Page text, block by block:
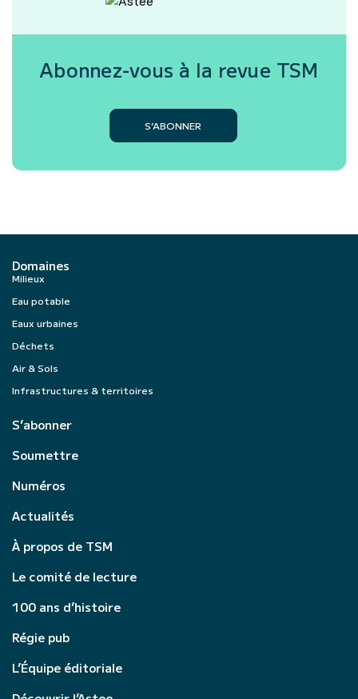
Abonnez-vous à la revue TSM
S’ABONNER
Domaines
Milieux
Eau potable
Eaux urbaines
Déchets
Air & Sols
Infrastructures & territoires
S’abonner
Soumettre
Numéros
Actualités
À propos de TSM
Le comité de lecture
100 ans d’histoire
Régie pub
L’Équipe éditoriale